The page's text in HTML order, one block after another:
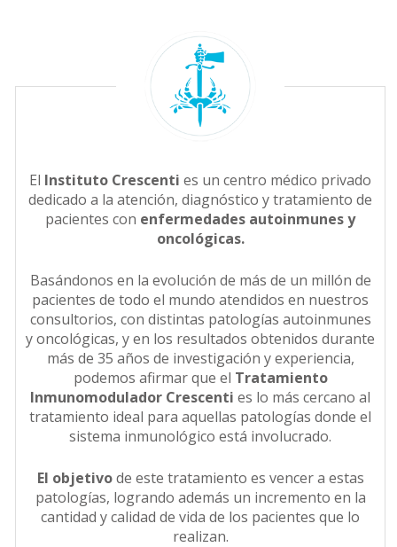
El Instituto Crescenti es un centro médico privado
dedicado a la atención, diagnóstico y tratamiento de
pacientes con enfermedades autoinmunes y
oncológicas.
Basándonos en la evolución de más de un millón de
pacientes de todo el mundo atendidos en nuestros
consultorios, con distintas patologías autoinmunes
y oncológicas, y en los resultados obtenidos durante
más de 35 años de investigación y experiencia,
podemos afirmar que el Tratamiento
Inmunomodulador Crescenti es lo más cercano al
tratamiento ideal para aquellas patologías donde el
sistema inmunológico está involucrado.
El objetivode este tratamiento es vencer a estas
patologías, logrando además un incremento en la
cantidad y calidad de vida de los pacientes que lo
realizan.